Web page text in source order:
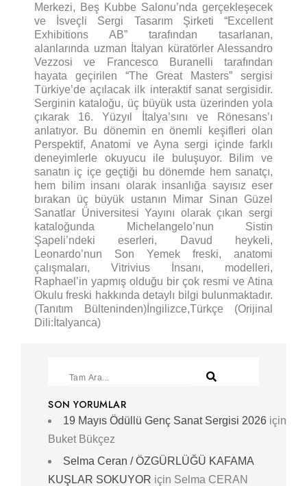
Merkezi, Beş Kubbe Salonu’nda gerçekleşecek
ve İsveçli Sergi Tasarım Şirketi “Excellent
Exhibitions AB” tarafından tasarlanan,
alanlarında uzman İtalyan küratörler Alessandro
Vezzosi ve Francesco Buranelli tarafından
hayata geçirilen “The Great Masters” sergisi
Türkiye’de açılacak ilk interaktif sanat sergisidir.
Serginin kataloğu, üç büyük usta üzerinden yola
çıkarak 16. Yüzyıl İtalya’sını ve Rönesans’ı
anlatıyor. Bu dönemin en önemli keşifleri olan
Perspektif, Anatomi ve Ayna sergi içinde farklı
deneyimlerle okuyucu ile buluşuyor. Bilim ve
sanatın iç içe geçtiği bu dönemde hem sanatçı,
hem bilim insanı olarak insanlığa sayısız eser
bırakan üç büyük ustanın Mimar Sinan Güzel
Sanatlar Üniversitesi Yayını olarak çıkan sergi
kataloğunda Michelangelo’nun Sistin
Şapeli’ndeki eserleri, Davud heykeli,
Leonardo’nun Son Yemek freski, anatomi
çalışmaları, Vitrivius İnsanı, modelleri,
Raphael’in yapmış olduğu bir çok resmi ve Atina
Okulu freski hakkında detaylı bilgi bulunmaktadır.
(Tanıtım Bülteninden)İngilizce,Türkçe (Orijinal
Dili:İtalyanca)
SON YORUMLAR
19 Mayıs Ödüllü Genç Sanat Sergisi 2026 için
Buket Bükçez
Selma Ceran / ÖZGÜRLÜĞÜ KAFAMA
KUŞLAR SOKUYOR için Selma CERAN